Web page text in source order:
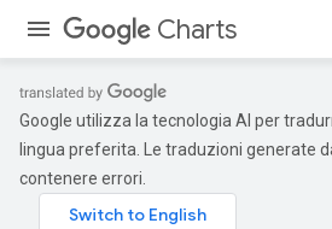
Charts
Google utilizza la tecnologia AI per
lingua preferita. Le traduzioni generate
contenere errori.